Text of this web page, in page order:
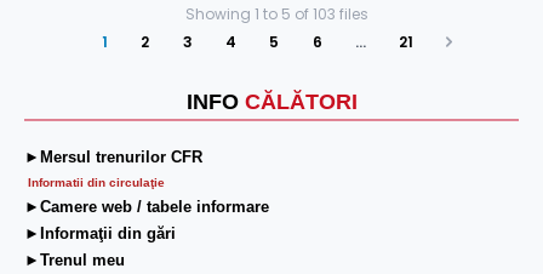
INFO CĂLĂTORI
►Mersul trenurilor CFR
Informatii din circulaţie
►Camere web / tabele informare
►Informaţii din gări
►Trenul meu
Showing 1 to 5 of 103 files
1
2 3 4 5 6 … 21